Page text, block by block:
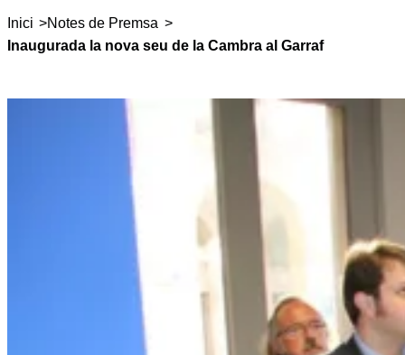
Inici >Notes de Premsa >
Inaugurada la nova seu de la Cambra al Garraf